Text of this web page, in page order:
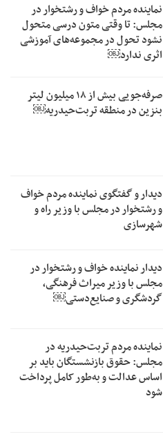
نماینده مردم خواف و رشتخوار در
مجلس: تا وقتی متون درسی متحول
نشود تحول در مجموعه‌های آموزشی
اثری ندارد￼
صرفه‌جویی بیش از ۱۸ میلیون لیتر
بنزین در منطقه تربت‌حیدریه￼
دیدار و گفتگوی نماینده مردم خواف
و رشتخوار در مجلس با وزیر راه و
شهرسازی
دیدار نماینده خواف و رشتخوار در
مجلس با وزیر میراث فرهنگی،
گردشگری و صنایع‌دستی￼
نماینده مردم تربت‌حیدریه در
مجلس: حقوق بازنشستگان باید بر
اساس عدالت و به‌طور کامل پرداخت
شود